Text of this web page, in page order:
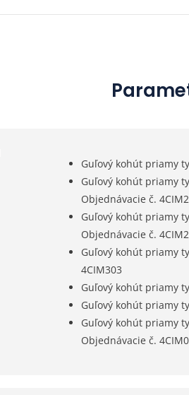
Guľový kohút priamy
Guľový kohút priamy
Objednávacie č.
Guľový kohút priamy
Objednávacie č.
Guľový kohút priamy
4CIM303
Guľový kohút priamy
Guľový kohút priamy
Guľový kohút priamy
Objednávacie č.